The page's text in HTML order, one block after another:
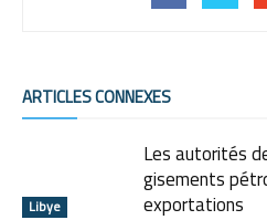
ARTICLES CONNEXES
Libye
Les autorités
gisements
exportations